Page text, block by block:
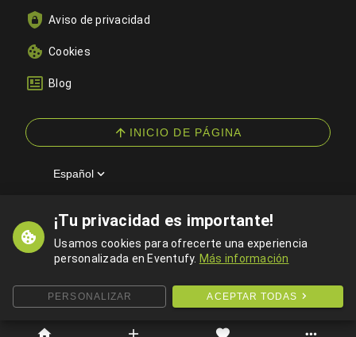
¡Tu privacidad es importante!
Usamos cookies para ofrecerte una experiencia
personalizada en Eventufy. Más información
PERSONALIZAR ACEPTAR TODAS
Aviso de privacidad
Cookies
Blog
INICIO DE PÁGINA
Español